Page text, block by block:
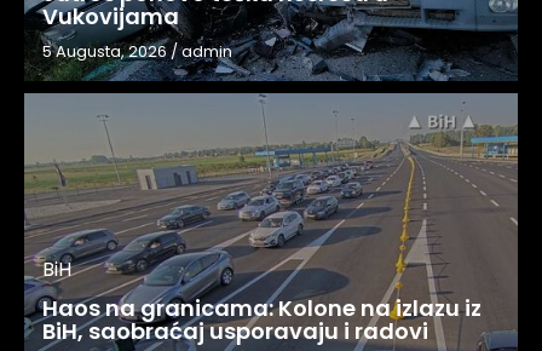
Vukovijama
5 Augusta, 2026/admin
BiH
Haos na granicama: Kolone na izlazu iz
BiH, saobraćaj usporavaju i radovi